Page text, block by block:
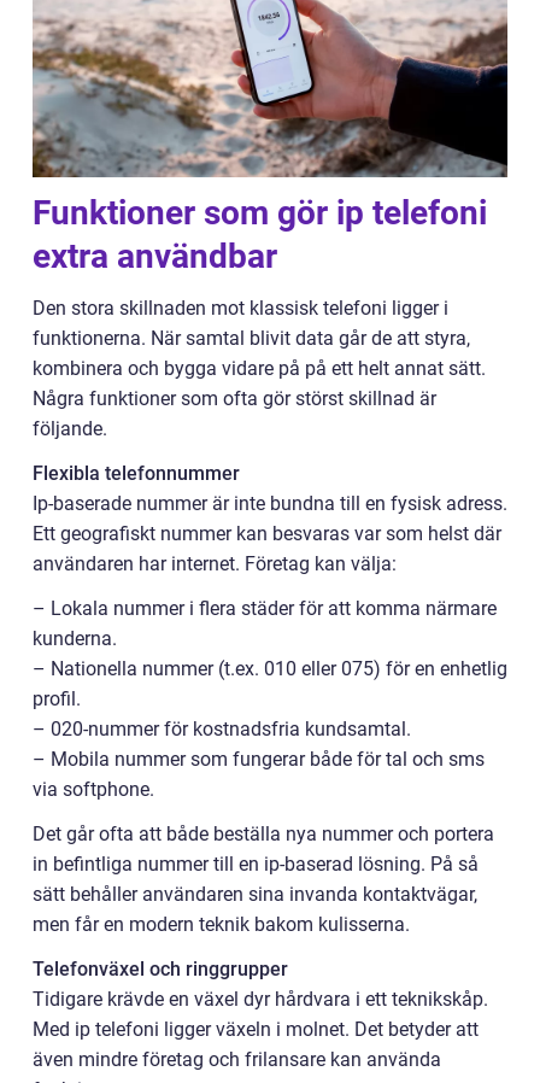
Funktioner som gör ip telefoni
extra användbar
Den stora skillnaden mot klassisk telefoni ligger i
funktionerna. När samtal blivit data går de att styra,
kombinera och bygga vidare på på ett helt annat sätt.
Några funktioner som ofta gör störst skillnad är
följande.
Flexibla telefonnummer
Ip-baserade nummer är inte bundna till en fysisk adress.
Ett geografiskt nummer kan besvaras var som helst där
användaren har internet. Företag kan välja:
– Lokala nummer i flera städer för att komma närmare
kunderna.
– Nationella nummer (t.ex. 010 eller 075) för en enhetlig
profil.
– 020-nummer för kostnadsfria kundsamtal.
– Mobila nummer som fungerar både för tal och sms
via softphone.
Det går ofta att både beställa nya nummer och portera
in befintliga nummer till en ip-baserad lösning. På så
sätt behåller användaren sina invanda kontaktvägar,
men får en modern teknik bakom kulisserna.
Telefonväxel och ringgrupper
Tidigare krävde en växel dyr hårdvara i ett teknikskåp.
Med ip telefoni ligger växeln i molnet. Det betyder att
även mindre företag och frilansare kan använda